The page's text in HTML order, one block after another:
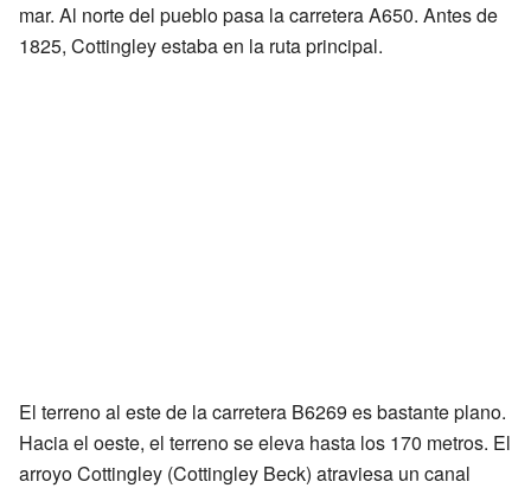
mar. Al norte del pueblo pasa la carretera A650. Antes de
1825, Cottingley estaba en la ruta principal.
El terreno al este de la carretera B6269 es bastante plano.
Hacia el oeste, el terreno se eleva hasta los 170 metros. El
arroyo Cottingley (Cottingley Beck) atraviesa un canal